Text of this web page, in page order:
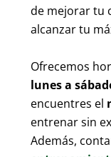
de mejorar tu
alcanzar tu
Ofrecemos
lunes a
encuentres el
entrenar sin
Además,